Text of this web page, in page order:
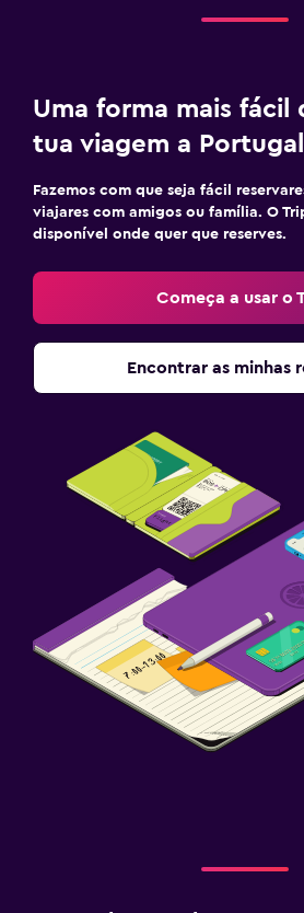
Uma forma mais fácil
tua viagem a Portugal
Fazemos com que seja fácil
viajares com amigos ou família. O
disponível onde quer que reserves.
Começa a usar o
Encontrar as minhas